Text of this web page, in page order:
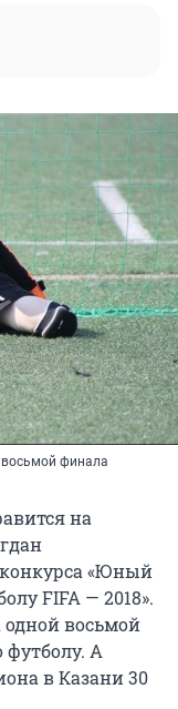
финала
на
конкурса «Юный
FIFA — 2018».
восьмой
А
в Казани 30